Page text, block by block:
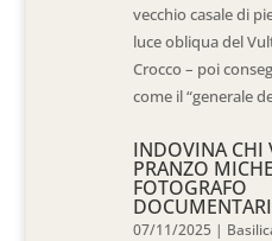
vecchio casale di
luce obliqua del
Crocco – poi
come il “generale
INDOVINA CHI
PRANZO
FOTOGRAFO
07/11/2025 |